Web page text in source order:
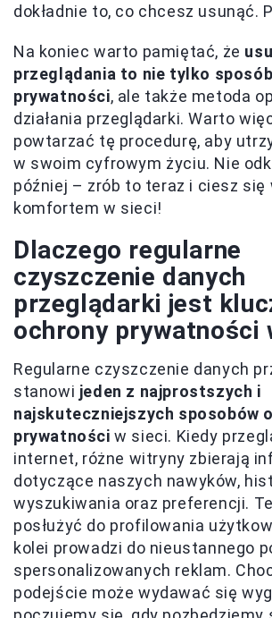
dokładnie to, co chcesz usunąć.
Na koniec warto pamiętać, że
przeglądania to nie tylko
prywatności, ale także metoda
działania przeglądarki. Warto
powtarzać tę procedurę, aby
w swoim cyfrowym życiu. Nie
później – zrób to teraz i ciesz się
komfortem w sieci!
Dlaczego regularne
czyszczenie danych
przeglądarki jest
ochrony prywatności
Regularne czyszczenie danych
stanowi jeden z najprostszych i
najskuteczniejszych sposobów
prywatności w sieci. Kiedy
internet, różne witryny zbierają
dotyczące naszych nawyków,
wyszukiwania oraz preferencji.
posłużyć do profilowania
kolei prowadzi do nieustannego
spersonalizowanych reklam.
podejście może wydawać się